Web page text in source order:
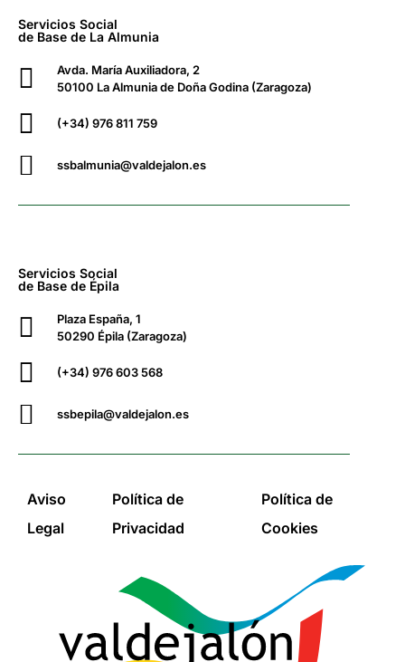
Servicios Social
de Base de La Almunia
Avda. María Auxiliadora, 2
50100 La Almunia de Doña Godina (Zaragoza)
(+34) 976 811 759
ssbalmunia@valdejalon.es
Servicios Social
de Base de Épila
Plaza España, 1
50290 Épila (Zaragoza)
(+34) 976 603 568
ssbepila@valdejalon.es
Aviso
Legal
Política de
Privacidad
Política de
Cookies